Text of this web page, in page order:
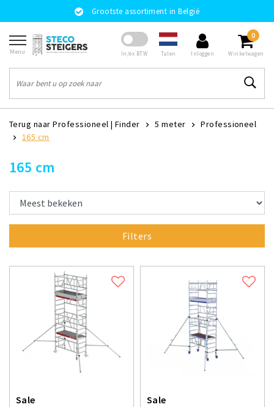
Grootste assortiment in België
Menu In/ex BTW Talen Inloggen
0
Winkelwagen
Terug naar Professioneel | Finder 5 meter
Professioneel
165 cm
165 cm
Filters
Sale
Sale